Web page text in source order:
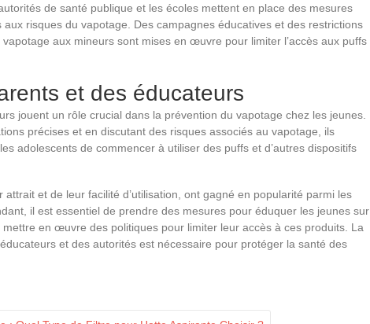
de santé publique et les écoles mettent en place des mesures
aux risques du vapotage. Des campagnes éducatives et des restrictions
aux mineurs sont mises en œuvre pour limiter l’accès aux puffs
et des éducateurs
jouent un rôle crucial dans la prévention du vapotage chez les jeunes.
précises et en discutant des risques associés au vapotage, ils
adolescents de commencer à utiliser des puffs et d’autres dispositifs
attrait et de leur facilité d’utilisation, ont gagné en popularité parmi les
il est essentiel de prendre des mesures pour éduquer les jeunes sur
en œuvre des politiques pour limiter leur accès à ces produits. La
et des autorités est nécessaire pour protéger la santé des